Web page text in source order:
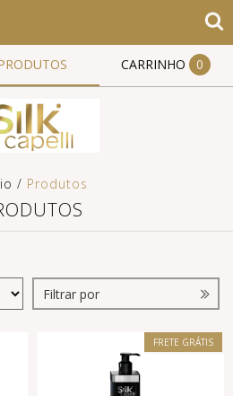
CARRINHO 0
/ Produtos
Filtrar por
FRETE GRÁTIS